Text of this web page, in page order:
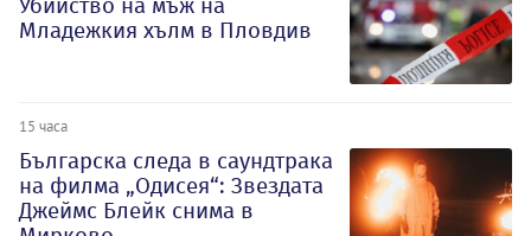
Младежкия хълм в Пловдив
15 часа
Българска следа в саундтрака
на филма „Одисея“: Звездата
Джеймс Блейк снима в